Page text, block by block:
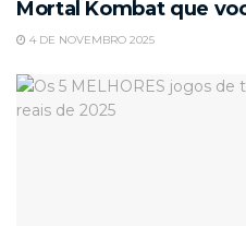
Mortal Kombat que
4 DE NOVEMBRO 2025